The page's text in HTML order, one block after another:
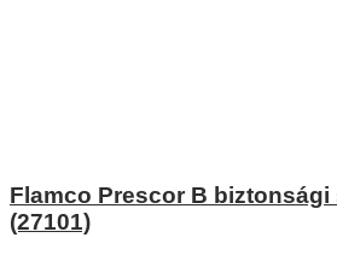
Flamco Prescor B biztonsági
(27101)